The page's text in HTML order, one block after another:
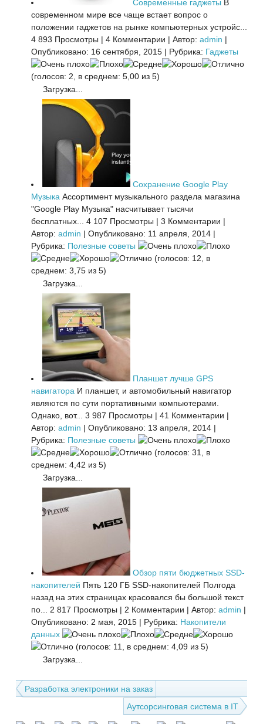
Современные гаджеты В
современном мире все чаще встает вопрос о
положении гаджетов на рынке компьютерных устройс...
4 893 Просмотры | 4 Комментарии | Автор: admin |
Опубликовано: 16 сентября, 2015 | Рубрика: Гаджеты
(голосов: 2, в среднем: 5,00 из 5)
Загрузка...
Сохранение Google Play
Музыка Ассортимент музыкального раздела магазина
"Google Play Музыка" насчитывает тысячи
бесплатных...
4 107 Просмотры | 3 Комментарии |
Автор: admin | Опубликовано: 11 апреля, 2014 |
Рубрика: Полезные советы
(голосов: 12, в
среднем: 3,75 из 5)
Загрузка...
Планшет лучше GPS
навигатора И планшет, и автомобильный навигатор
являются по сути портативными компьютерами.
Однако, вот...
3 987 Просмотры | 41 Комментарии |
Автор: admin | Опубликовано: 13 апреля, 2014 |
Рубрика: Полезные советы
(голосов: 31, в
среднем: 4,42 из 5)
Загрузка...
Обзор пяти бюджетных SSD-
накопителей Пять 120 ГБ SSD-накопителей Полгода
назад на этих страницах красовался бы большой текст
по...
2 817 Просмотры | 2 Комментарии | Автор: admin |
Опубликовано: 2 мая, 2015 | Рубрика: Накопители
данных
(голосов: 11, в среднем: 4,09 из 5)
Загрузка...
Разработка электроники на заказ
Аутсорсинговая система в IT